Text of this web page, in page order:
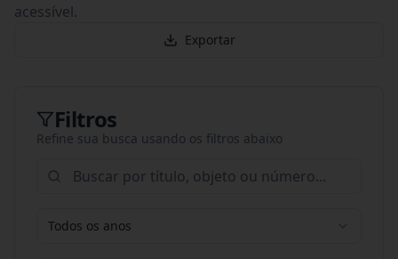
acessível.
Exportar
Filtros
Refine sua busca usando os filtros abaixo
Todos os anos